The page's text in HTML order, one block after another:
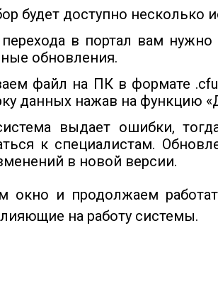
будет доступно несколько
в портал вам
обновления.
файл на ПК в формате
данных нажав на функцию
выдает ошибки,
к специалистам.
в новой версии.
окно и продолжаем
на работу системы.